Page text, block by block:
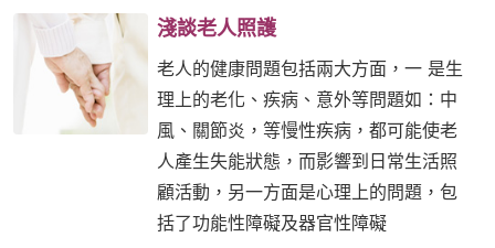
淺談老人照護
老人的健康問題包括兩大方面，一 是生
理上的老化、疾病、意外等問題如：中
風、關節炎，等慢性疾病，都可能使老
人產生失能狀態，而影響到日常生活照
顧活動，另一方面是心理上的問題，包
括了功能性障礙及器官性障礙